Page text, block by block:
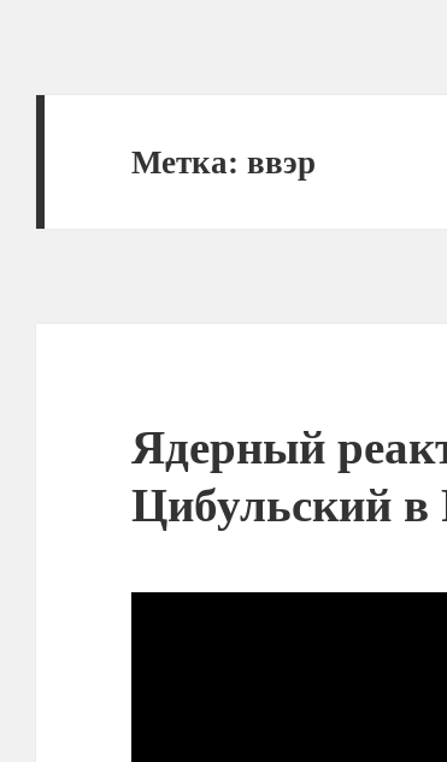
Метка:ввэр
Ядерный
Цибульский в